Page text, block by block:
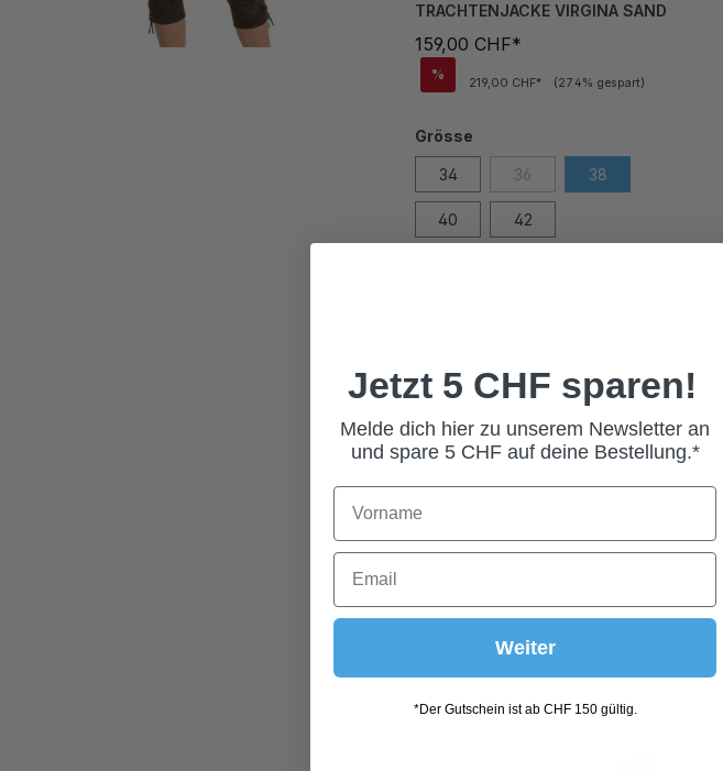
TRACHTENJACKE VIRGINA SAND
159,00 CHF*
%
219,00 CHF* (27.4% gespart)
Grösse
34 36 38
40 42
Jetzt 5 CHF sparen!
Melde dich hier zu unserem Newsletter an
und spare 5 CHF auf deine Bestellung.*
Weiter
*Der Gutschein ist ab CHF 150 gültig.